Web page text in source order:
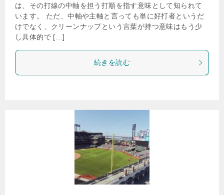
は、その打線の中軸を担う打順を指す意味として知られて
います。 ただ、中軸や主軸と言っても単に好打者というだ
けでなく、クリーンナップという言葉が持つ意味はもう少
し具体的で […]
続きを読む